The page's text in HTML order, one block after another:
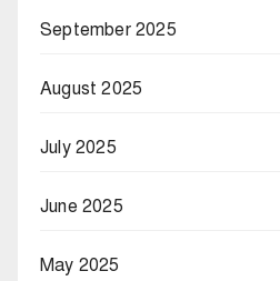
September 2025
August 2025
July 2025
June 2025
May 2025